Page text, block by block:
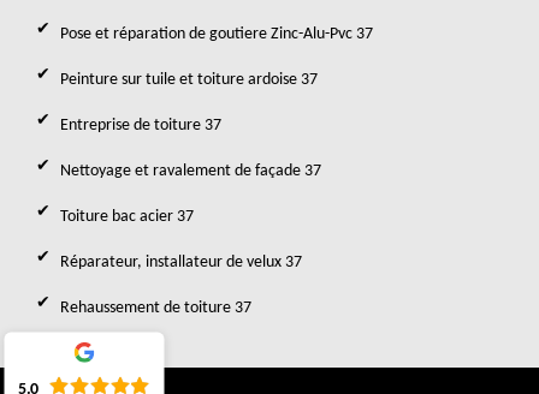
Pose et réparation de goutiere Zinc-Alu-Pvc 37
Peinture sur tuile et toiture ardoise 37
Entreprise de toiture 37
Nettoyage et ravalement de façade 37
Toiture bac acier 37
Réparateur, installateur de velux 37
Rehaussement de toiture 37
5.0